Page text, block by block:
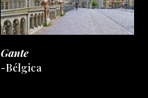
Gante
-Bélgica